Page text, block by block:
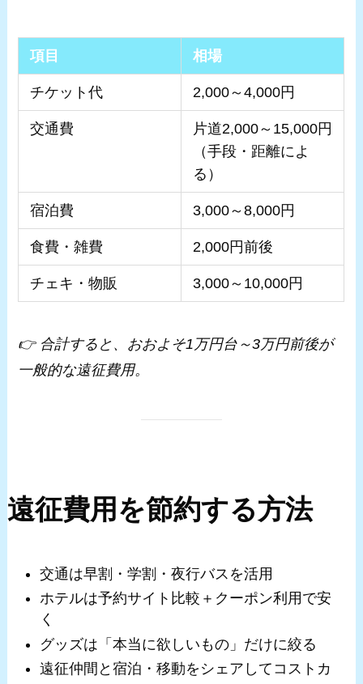
項目 相場
チケット代 2,000～4,000円
交通費
片道2,000～15,000円
（手段・距離によ
る）
宿泊費 3,000～8,000円
食費・雑費 2,000円前後
チェキ・物販 3,000～10,000円
👉 合計すると、おおよそ1万円台～3万円前後が
一般的な遠征費用。
遠征費用を節約する方法
交通は早割・学割・夜行バスを活用
ホテルは予約サイト比較＋クーポン利用で安
く
グッズは「本当に欲しいもの」だけに絞る
遠征仲間と宿泊・移動をシェアしてコストカ